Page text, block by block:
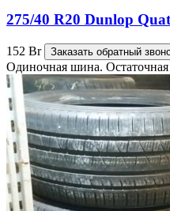
275/40 R20 Dunlop
152 Br Заказать обратный
Одиночная шина.